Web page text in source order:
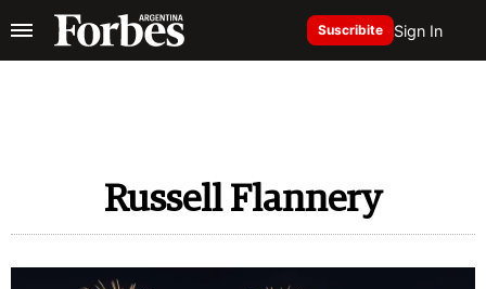
Suscribite Sign In
Russell Flannery